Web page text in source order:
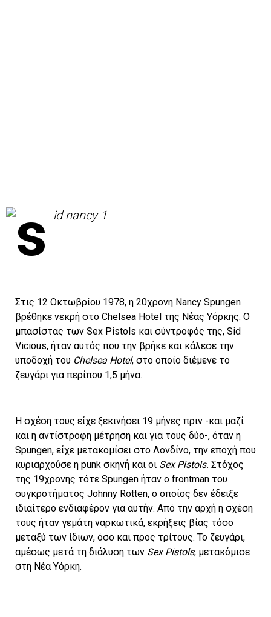
Στις 12 Οκτωβρίου 1978, η 20χρονη Nancy Spungen
βρέθηκε νεκρή στο Chelsea Hotel της Νέας Υόρκης. Ο
μπασίστας των Sex Pistols και σύντροφός της, Sid
Vicious, ήταν αυτός που την βρήκε και κάλεσε την
υποδοχή του Chelsea Hotel, στο οποίο διέμενε το
ζευγάρι για περίπου 1,5 μήνα.
Η σχέση τους είχε ξεκινήσει 19 μήνες πριν -και μαζί
και η αντίστροφη μέτρηση και για τους δύο-, όταν η
Spungen, είχε μετακομίσει στο Λονδίνο, την εποχή που
κυριαρχούσε η punk σκηνή και οι Sex Pistols. Στόχος
της 19χρονης τότε Spungen ήταν ο frontman του
συγκροτήματος Johnny Rotten, ο οποίος δεν έδειξε
ιδιαίτερο ενδιαφέρον για αυτήν. Από την αρχή η σχέση
τους ήταν γεμάτη ναρκωτικά, εκρήξεις βίας τόσο
μεταξύ των ίδιων, όσο και προς τρίτους. Το ζευγάρι,
αμέσως μετά τη διάλυση των Sex Pistols, μετακόμισε
στη Νέα Υόρκη.